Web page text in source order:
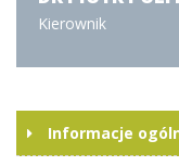
Informacje
Kierownik